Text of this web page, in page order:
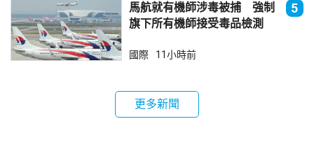
馬航就有機師涉毒被捕 強制
旗下所有機師接受毒品檢測
5
國際 11小時前
更多新聞